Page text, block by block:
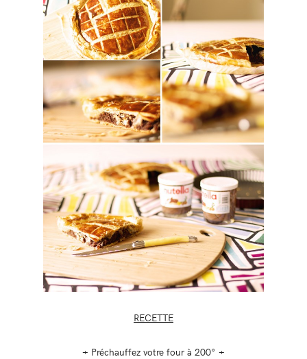
RECETTE
+ Préchauffez votre four à 200° +